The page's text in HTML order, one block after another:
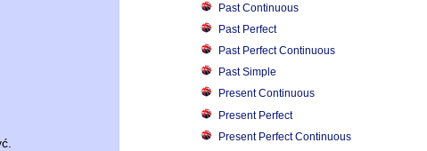
Past Continuous
Past Perfect
Past Perfect Continuous
Past Simple
Present Continuous
Present Perfect
Present Perfect Continuous